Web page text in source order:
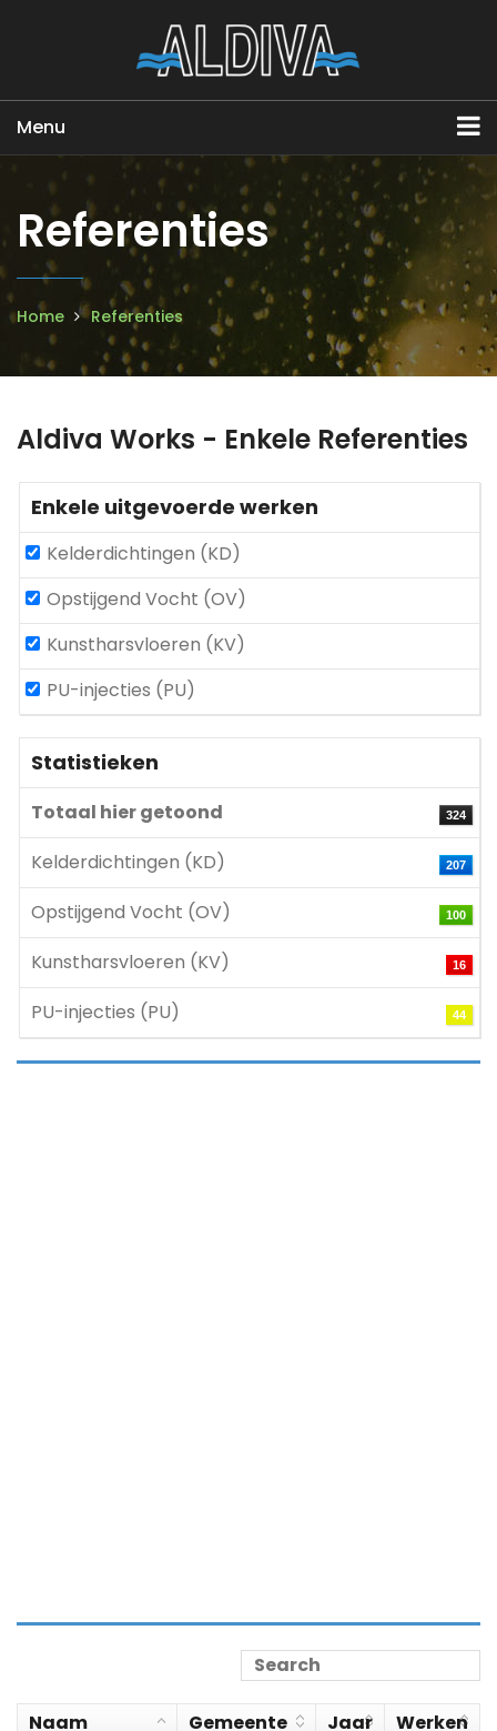
Menu
Referenties
Home Referenties
Aldiva Works - Enkele Referenties
Enkele uitgevoerde werken
Kelderdichtingen (KD)
Opstijgend Vocht (OV)
Kunstharsvloeren (KV)
PU-injecties (PU)
Statistieken
Totaal hier getoond 324
Kelderdichtingen (KD) 207
Opstijgend Vocht (OV) 100
Kunstharsvloeren (KV) 16
PU-injecties (PU) 44
Naam Gemeente Jaar
Werken